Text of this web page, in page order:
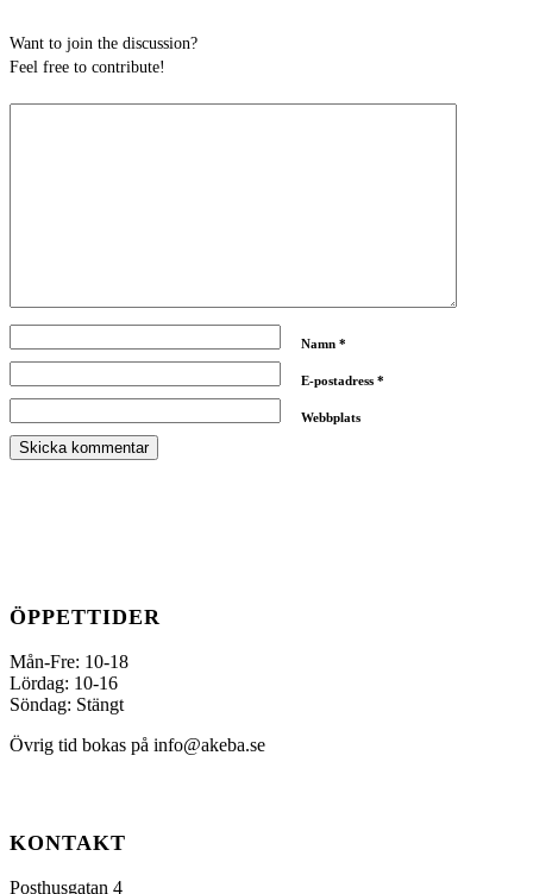
Want to join the discussion?
Feel free to contribute!
Namn *
E-postadress *
Webbplats
ÖPPETTIDER
Mån-Fre: 10-18
Lördag: 10-16
Söndag: Stängt
Övrig tid bokas på info@akeba.se
KONTAKT
Posthusgatan 4